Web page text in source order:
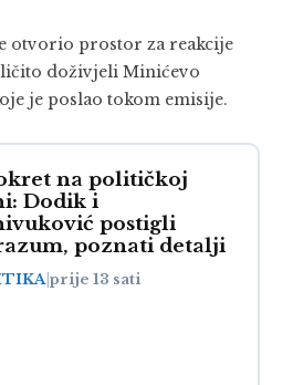
otvorio prostor za reakcije
doživjeli Minićevo
je poslao tokom emisije.
na političkoj
Dodik i
postigli
poznati detalji
prije 13 sati